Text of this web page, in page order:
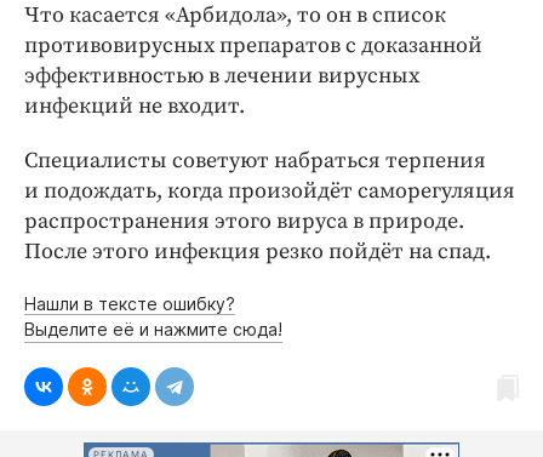
Что касается «Арбидола», то он в список
противовирусных препаратов с доказанной
эффективностью в лечении вирусных
инфекций не входит.
Специалисты советуют набраться терпения
и подождать, когда произойдёт саморегуляция
распространения этого вируса в природе.
После этого инфекция резко пойдёт на спад.
Нашли в тексте ошибку?
Выделите её и нажмите сюда!
РЕКЛАМА